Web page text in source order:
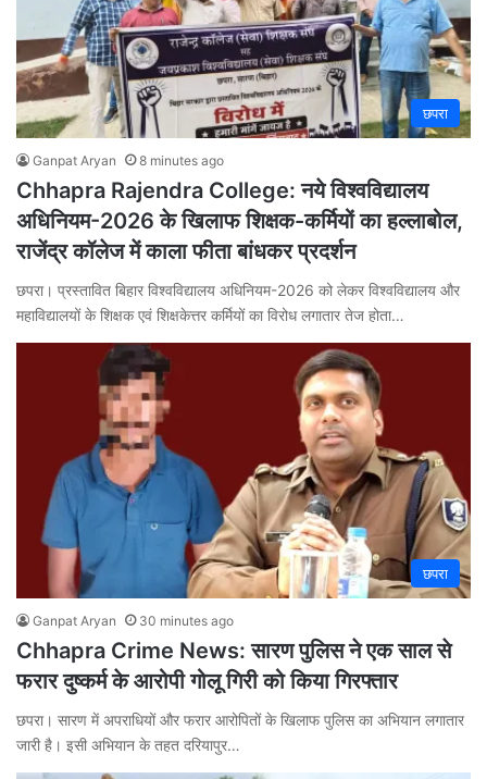
छपरा
Ganpat Aryan 8 minutes ago
Chhapra Rajendra College: नये विश्वविद्यालय
अधिनियम-2026 के खिलाफ शिक्षक-कर्मियों का हल्लाबोल,
राजेंद्र कॉलेज में काला फीता बांधकर प्रदर्शन
छपरा। प्रस्तावित बिहार विश्वविद्यालय अधिनियम-2026 को लेकर विश्वविद्यालय और
महाविद्यालयों के शिक्षक एवं शिक्षकेत्तर कर्मियों का विरोध लगातार तेज होता…
छपरा
Ganpat Aryan 30 minutes ago
Chhapra Crime News: सारण पुलिस ने एक साल से
फरार दुष्कर्म के आरोपी गोलू गिरी को किया गिरफ्तार
छपरा। सारण में अपराधियों और फरार आरोपितों के खिलाफ पुलिस का अभियान लगातार
जारी है। इसी अभियान के तहत दरियापुर…